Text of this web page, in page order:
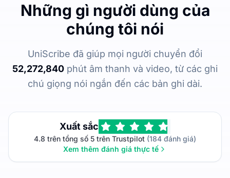
Những gì người dùng của
chúng tôi nói
UniScribe đã giúp mọi người chuyển đổi
52,272,840 phút âm thanh và video, từ các ghi
chú giọng nói ngắn đến các bản ghi dài.
Xuất sắc
4.8 trên tổng số 5 trên Trustpilot (184 đánh giá)
Xem thêm đánh giá thực tế